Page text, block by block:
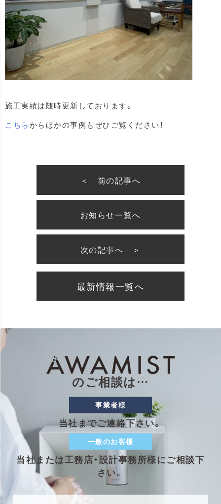
施工実績は随時更新しております。
こちらからほかの事例もぜひご覧ください！
＜ 前の記事へ
お知らせ一覧へ
次の記事へ ＞
最新情報一覧へ
のご相談は…
事業者様
当社までご連絡下さい。
一般のお客様
当社または工務店・設計事務所様にご相談下
さい。